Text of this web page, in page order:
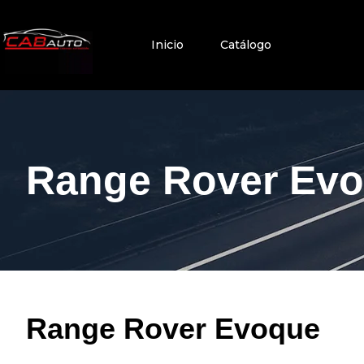
Inicio Catálogo
Range Rover
Range Rover Evoque